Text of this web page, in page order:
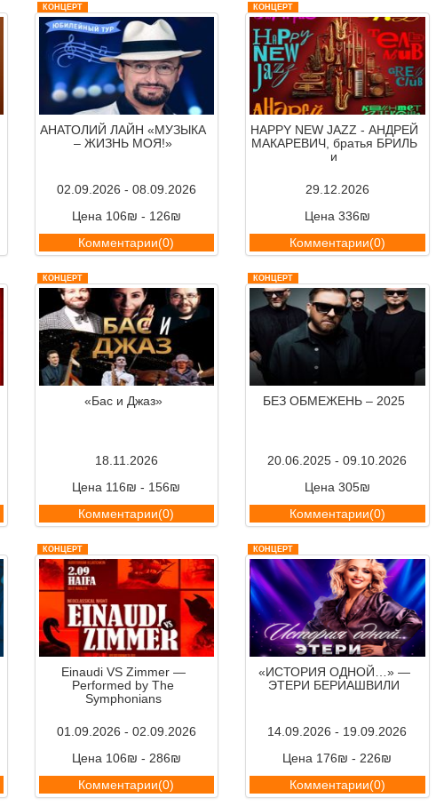
КОНЦЕРТ
АНАТОЛИЙ ЛАЙН «МУЗЫКА
– ЖИЗНЬ МОЯ!»
02.09.2026 - 08.09.2026
Цена 106₪ - 126₪
Комментарии(0)
КОНЦЕРТ
HAPPY NEW JAZZ - АНДРЕЙ
МАКАРЕВИЧ, братья БРИЛЬ
и
29.12.2026
Цена 336₪
Комментарии(0)
КОНЦЕРТ
«Бас и Джаз»
18.11.2026
Цена 116₪ - 156₪
Комментарии(0)
КОНЦЕРТ
БЕЗ ОБМЕЖЕНЬ – 2025
20.06.2025 - 09.10.2026
Цена 305₪
Комментарии(0)
КОНЦЕРТ
Einaudi VS Zimmer —
Performed by The
Symphonians
01.09.2026 - 02.09.2026
Цена 106₪ - 286₪
Комментарии(0)
КОНЦЕРТ
«ИСТОРИЯ ОДНОЙ…» —
ЭТЕРИ БЕРИАШВИЛИ
14.09.2026 - 19.09.2026
Цена 176₪ - 226₪
Комментарии(0)